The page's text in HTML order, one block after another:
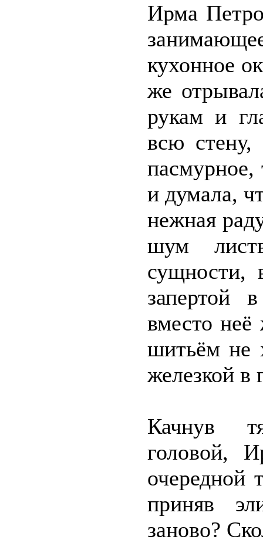
Ирма
кухонное
же
рукам и
всю
пасмурное,
и думала,
нежная
шум
сущности,
запертой
вместо
шитьём не
железкой
Качнув
головой,
очередной
приняв
заново?